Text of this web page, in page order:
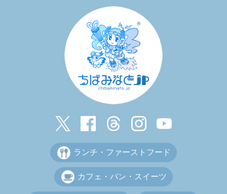
ランチ・ファーストフード
カフェ・パン・スイーツ